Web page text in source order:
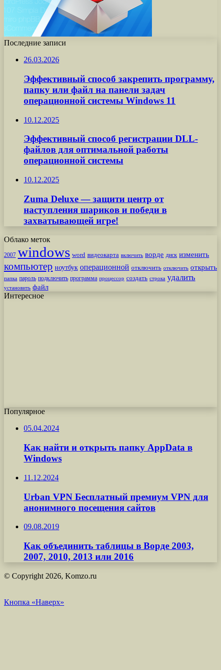
Последние записи
26.03.2026
Эффективный способ закрепить программу,
папку или файл на панели задач
операционной системы Windows 11
10.12.2025
Эффективный способ регистрации DLL-
файлов для оптимальной работы
операционной системы
10.12.2025
Zuma Deluxe — защити центр от
наступления шариков и победи в
захватывающей игре!
Облако меток
2007 windows word видеокарта включить ворде диск изменить
компьютер ноутбук операционной отключить отключить открыть
папка пароль подключить программа процессор создать строка удалить
установить файл
Интересное
Популярное
05.04.2024
Как найти и открыть папку AppData в
Windows
11.12.2024
Urban VPN Бесплатный премиум VPN для
анонимного посещения сайтов
09.08.2019
Как объединить таблицы в Ворде 2003,
2007, 2010, 2013 или 2016
© Copyright 2026, Komzo.ru
Кнопка «Наверх»